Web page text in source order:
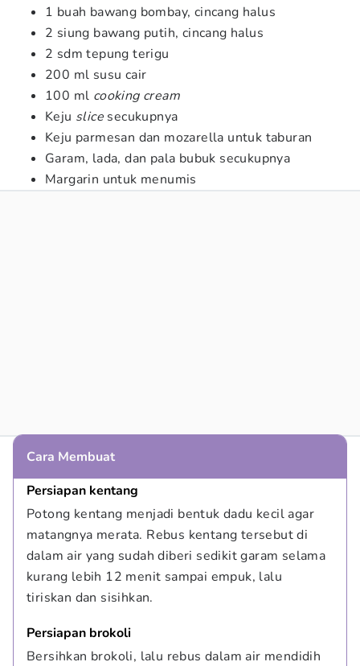
1 buah bawang bombay, cincang halus
2 siung bawang putih, cincang halus
2 sdm tepung terigu
200 ml susu cair
100 ml cooking cream
Keju slice secukupnya
Keju parmesan dan mozarella untuk taburan
Garam, lada, dan pala bubuk secukupnya
Margarin untuk menumis
Cara Membuat
Persiapan kentang
Potong kentang menjadi bentuk dadu kecil agar
matangnya merata. Rebus kentang tersebut di
dalam air yang sudah diberi sedikit garam selama
kurang lebih 12 menit sampai empuk, lalu
tiriskan dan sisihkan.
Persiapan brokoli
Bersihkan brokoli, lalu rebus dalam air mendidih